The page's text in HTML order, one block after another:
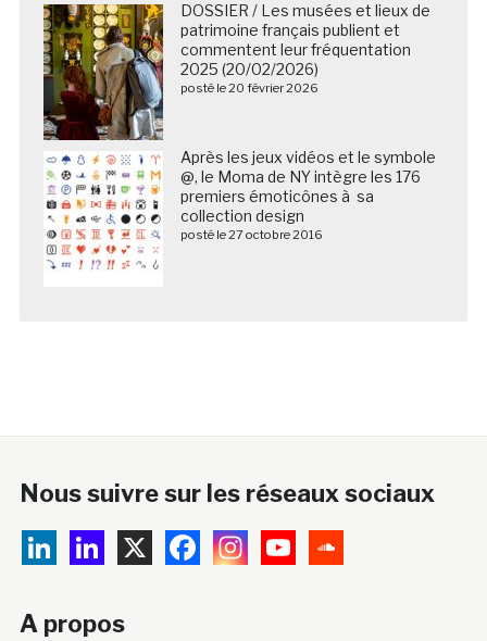
DOSSIER / Les musées et lieux de
patrimoine français publient et
commentent leur fréquentation
2025 (20/02/2026)
posté le 20 février 2026
Après les jeux vidéos et le symbole
@, le Moma de NY intègre les 176
premiers émoticônes à sa
collection design
posté le 27 octobre 2016
Nous suivre sur les réseaux sociaux
A propos